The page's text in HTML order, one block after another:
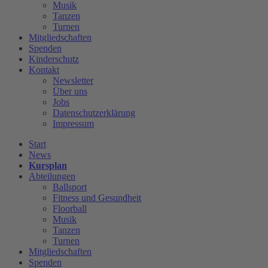
Musik
Tanzen
Turnen
Mitgliedschaften
Spenden
Kinderschutz
Kontakt
Newsletter
Über uns
Jobs
Datenschutzerklärung
Impressum
Start
News
Kursplan
Abteilungen
Ballsport
Fitness und Gesundheit
Floorball
Musik
Tanzen
Turnen
Mitgliedschaften
Spenden